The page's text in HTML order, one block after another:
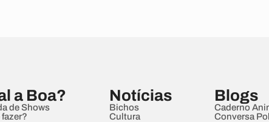
a Boa?
de Shows
fazer?
Notícias
Bichos
Cultura
Blogs
Caderno
Conversa